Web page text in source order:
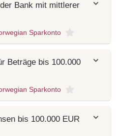
Bank mit mittlerer
Sparkonto
Beträge bis 100.000
Sparkonto
bis 100.000 EUR